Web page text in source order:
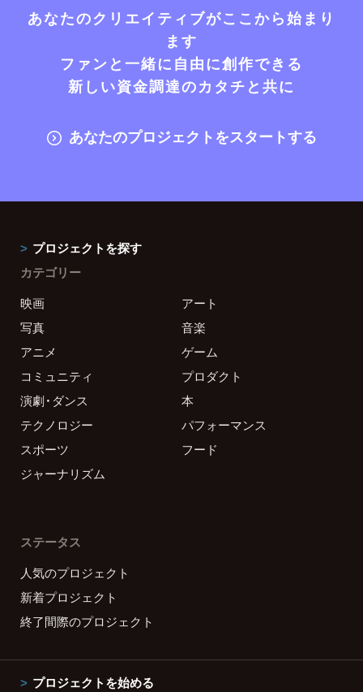
あなたのクリエイティブがここから始まり
ます
ファンと一緒に自由に創作できる
新しい資金調達のカタチと共に
あなたのプロジェクトをスタートする
プロジェクトを探す
カテゴリー
映画
アート
写真
音楽
アニメ
ゲーム
コミュニティ
プロダクト
演劇・ダンス
本
テクノロジー
パフォーマンス
スポーツ
フード
ジャーナリズム
ステータス
人気のプロジェクト
新着プロジェクト
終了間際のプロジェクト
プロジェクトを始める